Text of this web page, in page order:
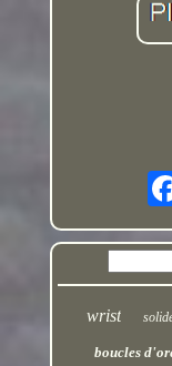
wrist
boucles